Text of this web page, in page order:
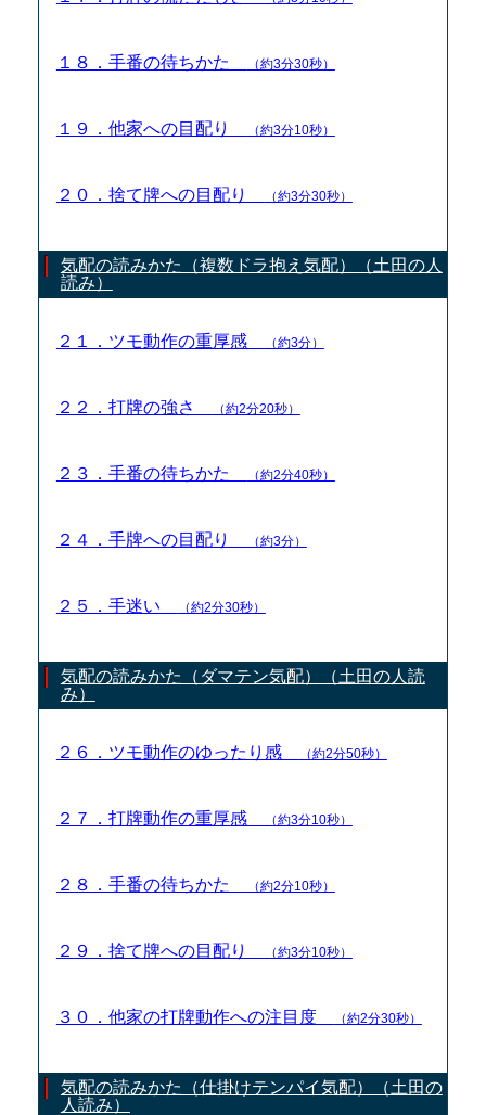
１８．手番の待ちかた （約3分30秒）
１９．他家への目配り （約3分10秒）
２０．捨て牌への目配り （約3分30秒）
気配の読みかた（複数ドラ抱え気配）（土田の人
読み）
２１．ツモ動作の重厚感 （約3分）
２２．打牌の強さ （約2分20秒）
２３．手番の待ちかた （約2分40秒）
２４．手牌への目配り （約3分）
２５．手迷い （約2分30秒）
気配の読みかた（ダマテン気配）（土田の人読
み）
２６．ツモ動作のゆったり感 （約2分50秒）
２７．打牌動作の重厚感 （約3分10秒）
２８．手番の待ちかた （約2分10秒）
２９．捨て牌への目配り （約3分10秒）
３０．他家の打牌動作への注目度 （約2分30秒）
気配の読みかた（仕掛けテンパイ気配）（土田の
人読み）